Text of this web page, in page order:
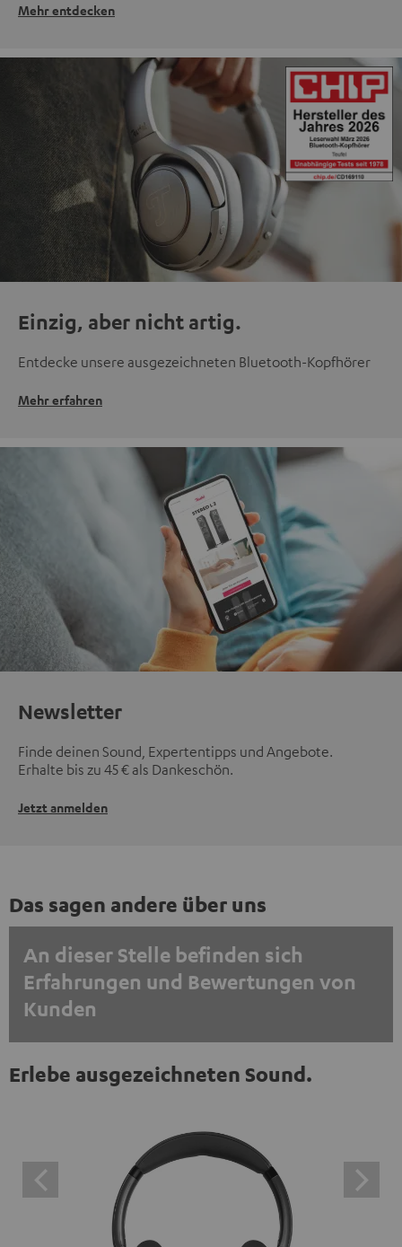
Mehr entdecken
Einzig, aber nicht artig.
Entdecke unsere ausgezeichneten Bluetooth-Kopfhörer
Mehr erfahren
Newsletter
Finde deinen Sound, Expertentipps und Angebote.
Erhalte bis zu 45 € als Dankeschön.
Jetzt anmelden
Das sagen andere über uns
An dieser Stelle befinden sich
Erfahrungen und Bewertungen von
Kunden
EINMALIG ZUSTIMMEN UND ANZEIGEN
Trustpilot‑Bewertungen sind externe Inhalte. Der
externe Inhalt kann hier mit nur einem Klick angezeigt
werden. Mit dem Anklicken des Inhalts wird zugestimmt,
dass externe Inhalte angezeigt werden. Dabei können
personenbezogene Daten an Drittplattformen
Erlebe ausgezeichneten Sound.